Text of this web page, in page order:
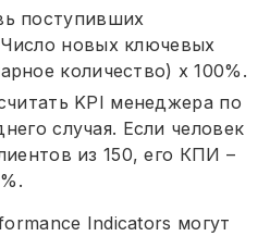
поступивших
новых ключевых
количество) x 100%.
KPI менеджера по
случая. Если человек
из 150, его КПИ –
Indicators могут